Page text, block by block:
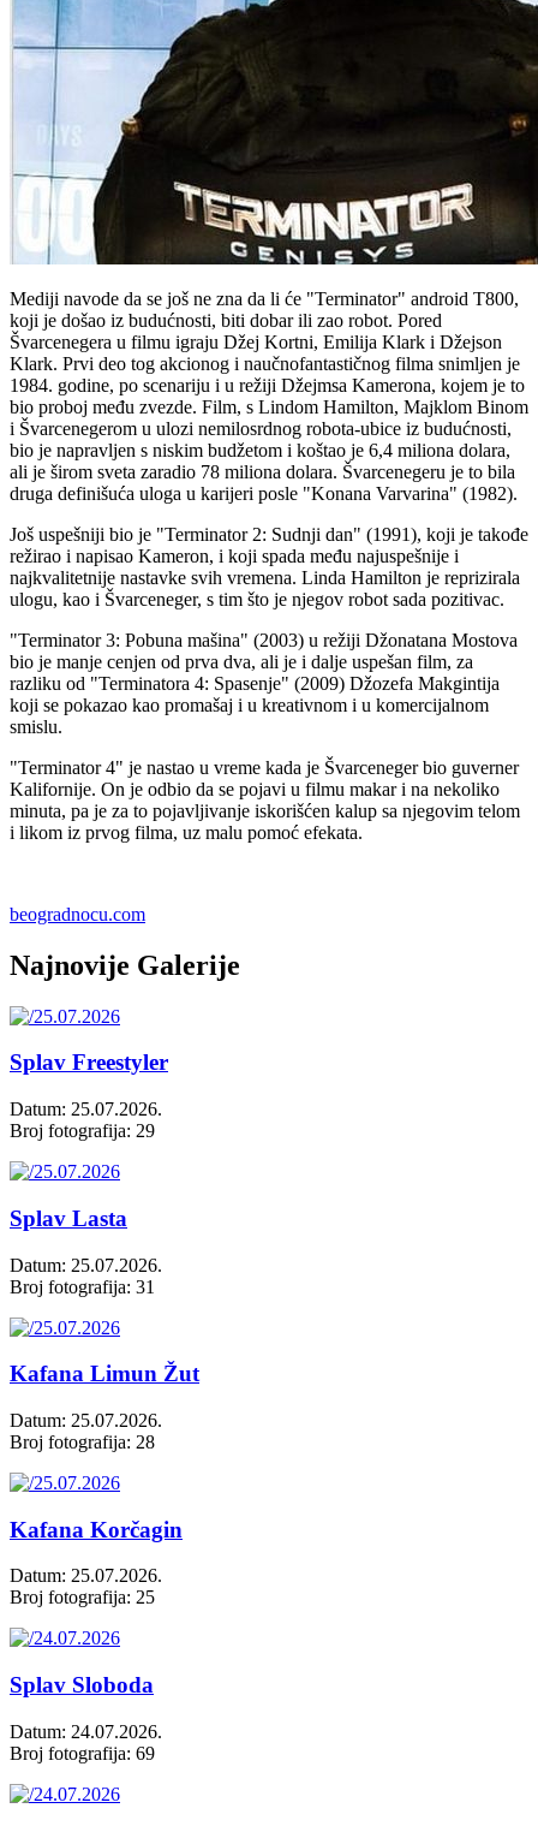
Mediji navode da se još ne zna da li će "Terminator" android T800,
koji je došao iz budućnosti, biti dobar ili zao robot. Pored
Švarcenegera u filmu igraju Džej Kortni, Emilija Klark i Džejson
Klark. Prvi deo tog akcionog i naučnofantastičnog filma snimljen je
1984. godine, po scenariju i u režiji Džejmsa Kamerona, kojem je to
bio proboj među zvezde. Film, s Lindom Hamilton, Majklom Binom
i Švarcenegerom u ulozi nemilosrdnog robota-ubice iz budućnosti,
bio je napravljen s niskim budžetom i koštao je 6,4 miliona dolara,
ali je širom sveta zaradio 78 miliona dolara. Švarcenegeru je to bila
druga definišuća uloga u karijeri posle "Konana Varvarina" (1982).
Još uspešniji bio je "Terminator 2: Sudnji dan" (1991), koji je takođe
režirao i napisao Kameron, i koji spada među najuspešnije i
najkvalitetnije nastavke svih vremena. Linda Hamilton je reprizirala
ulogu, kao i Švarceneger, s tim što je njegov robot sada pozitivac.
"Terminator 3: Pobuna mašina" (2003) u režiji Džonatana Mostova
bio je manje cenjen od prva dva, ali je i dalje uspešan film, za
razliku od "Terminatora 4: Spasenje" (2009) Džozefa Makgintija
koji se pokazao kao promašaj i u kreativnom i u komercijalnom
smislu.
"Terminator 4" je nastao u vreme kada je Švarceneger bio guverner
Kalifornije. On je odbio da se pojavi u filmu makar i na nekoliko
minuta, pa je za to pojavljivanje iskorišćen kalup sa njegovim telom
i likom iz prvog filma, uz malu pomoć efekata.
beogradnocu.com
Najnovije Galerije
Splav Freestyler
Datum: 25.07.2026.
Broj fotografija: 29
Splav Lasta
Datum: 25.07.2026.
Broj fotografija: 31
Kafana Limun Žut
Datum: 25.07.2026.
Broj fotografija: 28
Kafana Korčagin
Datum: 25.07.2026.
Broj fotografija: 25
Splav Sloboda
Datum: 24.07.2026.
Broj fotografija: 69